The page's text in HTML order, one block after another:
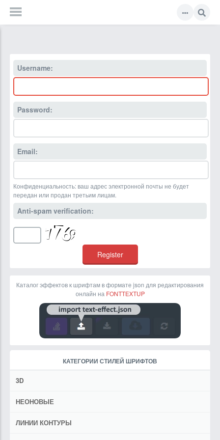
Username:
Password:
Email:
Конфиденциальность: ваш адрес электронной почты не будет
передан или продан третьим лицам.
Anti-spam verification:
Каталог эффектов к шрифтам в формате json для редактирования
онлайн на FONTTEXTUP
КАТЕГОРИИ СТИЛЕЙ ШРИФТОВ
3D
НЕОНОВЫЕ
ЛИНИИ КОНТУРЫ